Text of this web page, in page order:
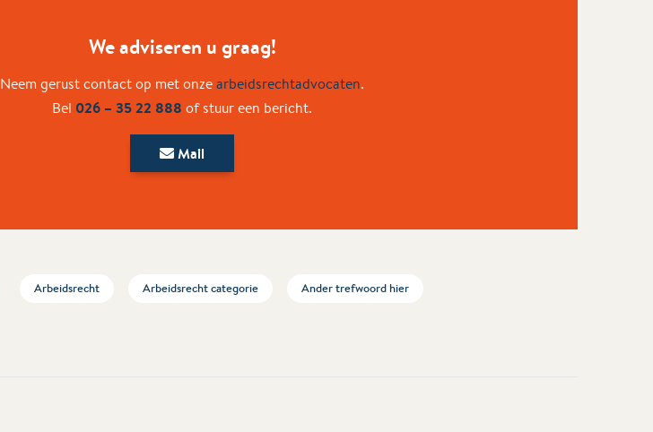
We adviseren u graag!
Neem gerust contact op met onzearbeidsrechtadvocaten.
Bel 026 – 35 22 888 of stuur een bericht.
Mail
Arbeidsrecht Arbeidsrecht categorie Ander trefwoord hier